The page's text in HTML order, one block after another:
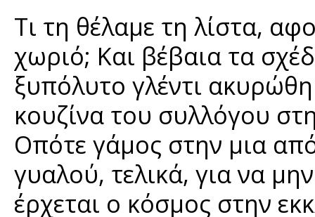
Τι τη θέλαμε τη λίστα,
χωριό; Και βέβαια τα
ξυπόλυτο γλέντι
κουζίνα του συλλόγου
Οπότε γάμος στην μια
γυαλού, τελικά, για να
έρχεται ο κόσμος στην